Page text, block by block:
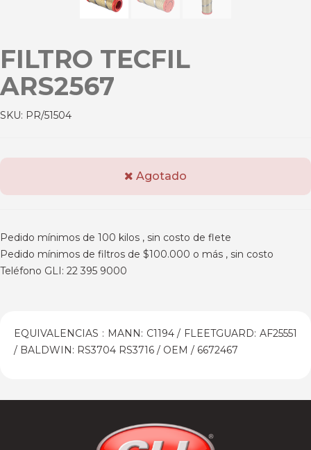
FILTRO TECFIL
ARS2567
SKU: PR/51504
Agotado
Pedido mínimos de 100 kilos , sin costo de flete
Pedido mínimos de filtros de $100.000 o más , sin costo
Teléfono GLI: 22 395 9000
EQUIVALENCIAS : MANN: C1194 / FLEETGUARD: AF25551
/ BALDWIN: RS3704 RS3716 / OEM / 6672467